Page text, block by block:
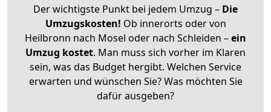
Der wichtigste Punkt bei jedem Umzug – Die
Umzugskosten! Ob innerorts oder von
Heilbronn nach Mosel oder nach Schleiden –ein
Umzug kostet. Man muss sich vorher im Klaren
sein, was das Budget hergibt. Welchen Service
erwarten und wünschen Sie? Was möchten Sie
dafür ausgeben?